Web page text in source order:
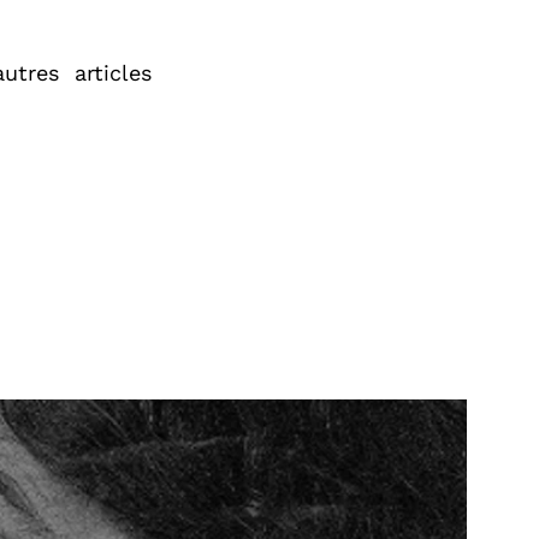
articles